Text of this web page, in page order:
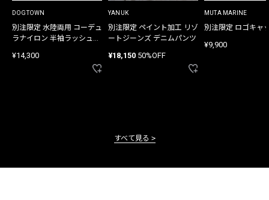
DOGTOWN
別注限定 水陸両用 コーデュ
ラナイロン 半袖ラッシュガ
¥14,300
YANUK
別注限定 ペイント加工 リゾ
ートジーンズ デニムパンツ
¥18,150 50%OFF
MUTA MARINE
別注限定 ロゴキャ
¥9,900
すべて見る